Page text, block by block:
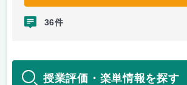
36件
授業評価・楽単情報を探す